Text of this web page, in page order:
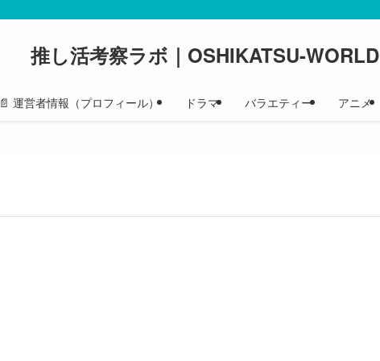
推し活考察ラボ｜OSHIKATSU-WORLD
📄 運営者情報（プロフィール） ドラマ バラエティー アニメ